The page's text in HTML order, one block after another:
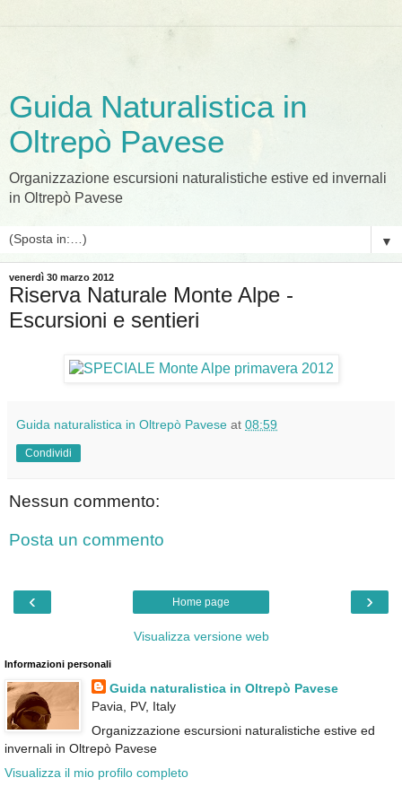
Guida Naturalistica in
Oltrepò Pavese
Organizzazione escursioni naturalistiche estive ed invernali
in Oltrepò Pavese
▼
venerdì 30 marzo 2012
Riserva Naturale Monte Alpe -
Escursioni e sentieri
Guida naturalistica in Oltrepò Pavese at 08:59
Condividi
Nessun commento:
Posta un commento
‹ ›
Home page
Visualizza versione web
Informazioni personali
Guida naturalistica in Oltrepò Pavese
Pavia, PV, Italy
Organizzazione escursioni naturalistiche estive ed
invernali in Oltrepò Pavese
Visualizza il mio profilo completo